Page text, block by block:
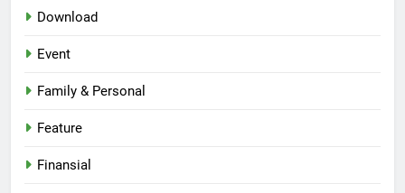
Download
Event
Family & Personal
Feature
Finansial